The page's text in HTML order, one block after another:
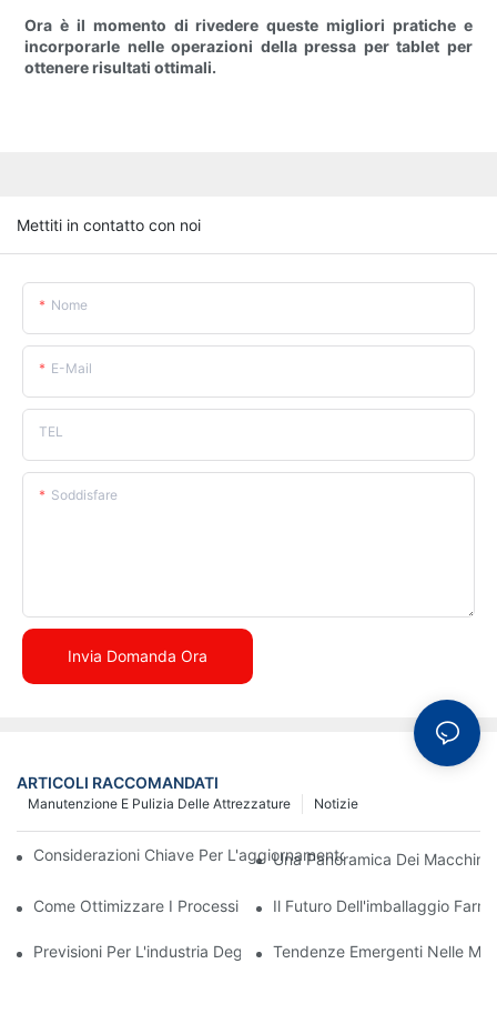
Ora è il momento di rivedere queste migliori pratiche e
incorporarle nelle operazioni della pressa per tablet per
ottenere risultati ottimali.
Mettiti in contatto con noi
Nome
E-Mail
TEL
Soddisfare
Invia Domanda Ora
ARTICOLI RACCOMANDATI
Notizie
Manutenzione E Pulizia Delle Attrezzature
Considerazioni Chiave Per L'aggiornamento Dei Macchinari Di
Una Panoramica Dei
Come Ottimizzare I Processi Di Produzione Con Un'efficace
Il Futuro Dell'imballaggio
Previsioni Per L'industria Degli Imballaggi Farmaceutici Nel
Tendenze Emergenti Nelle